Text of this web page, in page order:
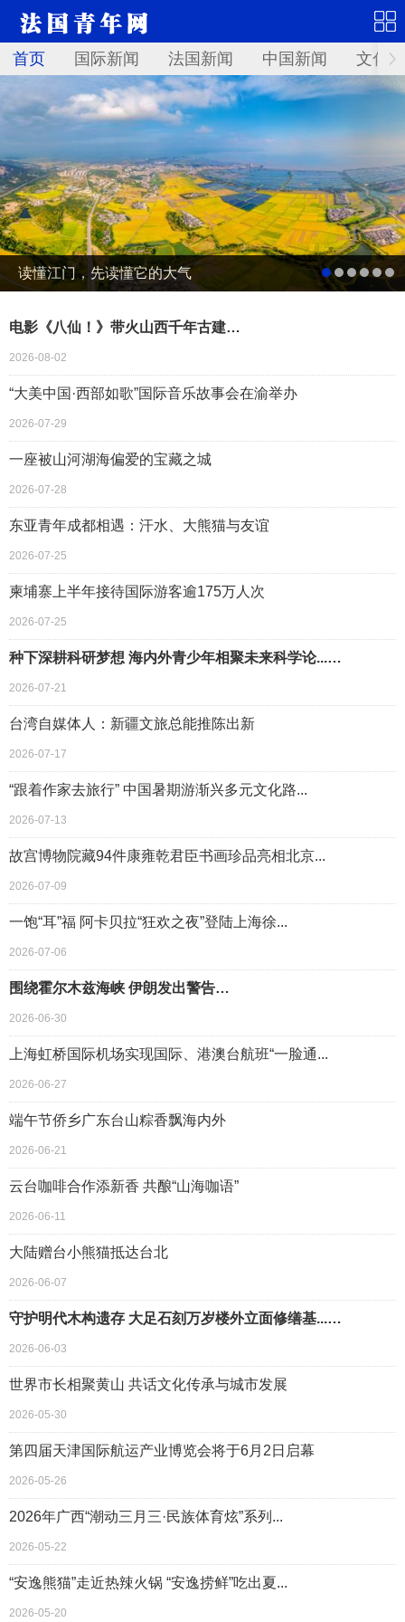
首页 国际新闻 法国新闻 中国新闻 文化
读懂江门，先读懂它的大气
电影《八仙！》带火山西千年古建…
2026-08-02
“大美中国·西部如歌”国际音乐故事会在渝举办
2026-07-29
一座被山河湖海偏爱的宝藏之城
2026-07-28
东亚青年成都相遇：汗水、大熊猫与友谊
2026-07-25
柬埔寨上半年接待国际游客逾175万人次
2026-07-25
种下深耕科研梦想 海内外青少年相聚未来科学论...…
2026-07-21
台湾自媒体人：新疆文旅总能推陈出新
2026-07-17
“跟着作家去旅行” 中国暑期游渐兴多元文化路...
2026-07-13
故宫博物院藏94件康雍乾君臣书画珍品亮相北京...
2026-07-09
一饱“耳”福 阿卡贝拉“狂欢之夜”登陆上海徐...
2026-07-06
围绕霍尔木兹海峡 伊朗发出警告…
2026-06-30
上海虹桥国际机场实现国际、港澳台航班“一脸通...
2026-06-27
端午节侨乡广东台山粽香飘海内外
2026-06-21
云台咖啡合作添新香 共酿“山海咖语”
2026-06-11
大陆赠台小熊猫抵达台北
2026-06-07
守护明代木构遗存 大足石刻万岁楼外立面修缮基...…
2026-06-03
世界市长相聚黄山 共话文化传承与城市发展
2026-05-30
第四届天津国际航运产业博览会将于6月2日启幕
2026-05-26
2026年广西“潮动三月三·民族体育炫”系列...
2026-05-22
“安逸熊猫”走近热辣火锅 “安逸捞鲜”吃出夏...
2026-05-20